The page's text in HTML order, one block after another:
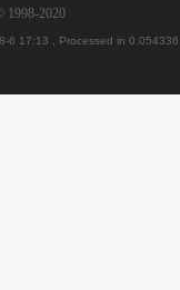
1998-2020
6 17:13 , Processed in